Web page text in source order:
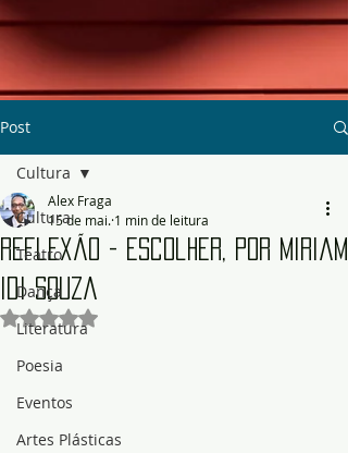
Post
Cultura
Teatro
Dança
Literatura
Poesia
Eventos
Artes Plásticas
Cultura
Reflexão - Escolher, por Miriam
Idi Souza
Alex Fraga
15 de mai. 1 min de leitura
Avaliado com NaN de 5 estrelas.